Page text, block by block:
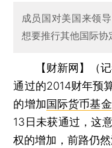
成员国对美国来领
想要推行其他国际
【财新网】（
通过的2014财年预
的增加国际货币基
13日未获通过，这
权的增加，前路仍然